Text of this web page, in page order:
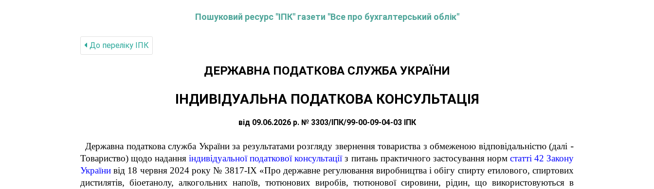
Пошуковий ресурс "ІПК" газети "Все про бухгалтерський облік"
До переліку IПК
ДЕРЖАВНА ПОДАТКОВА СЛУЖБА УКРАЇНИ
ІНДИВІДУАЛЬНА ПОДАТКОВА КОНСУЛЬТАЦІЯ
від 09.06.2026 р. № 3303/ІПК/99-00-09-04-03 ІПК
Державна податкова служба України за результатами розгляду звернення товариства з обмеженою відповідальністю(далі –
Товариство) щодо наданняіндивідуальної податкової консультації з питань практичного застосування норм статті 42 Закону
Українивід 18 червня 2024 року № 3817-IX «Про державне регулювання виробництва і обігу спирту етилового, спиртових
дистилятів, біоетанолу, алкогольних напоїв, тютюнових виробів, тютюнової сировини, рідин, що використовуються в